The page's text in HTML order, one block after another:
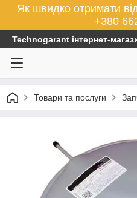
Як швидко отримати
+380
Technogarant інтернет-
Товари та послуги